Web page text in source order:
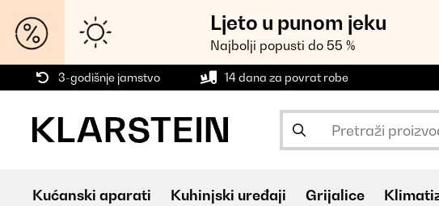
Ljeto u punom jeku
Najbolji popusti do 55 %
3-godišnje jamstvo 14 dana za povrat robe
Kućanski aparati Kuhinjski uređaji Grijalice